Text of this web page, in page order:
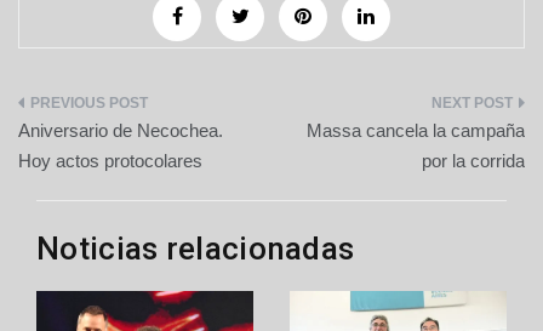
Navegación
de
entradas
Aniversario de Necochea.
Hoy actos protocolares
Massa cancela la campaña
por la corrida
Noticias relacionadas